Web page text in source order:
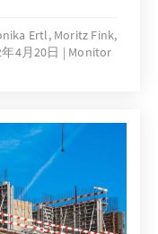
oder
Angriffskrieges
vorläufiges
Ertl, Moritz Fink,
4月20日
Monitor